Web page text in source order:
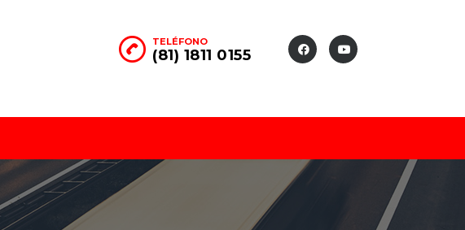
TELÉFONO
(81) 1811 0155